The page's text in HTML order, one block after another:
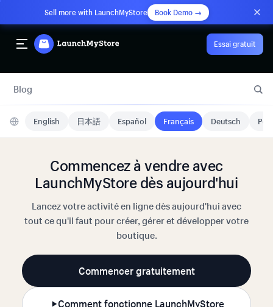
Sell more with LaunchMyStore Book Demo →
Essai gratuit
Blog
English 日本語 Español Français Deutsch
Commencez à vendre avec
LaunchMyStore dès aujourd'hui
Lancez votre activité en ligne dès aujourd'hui avec
tout ce qu'il faut pour créer, gérer et développer votre
boutique.
Commencer gratuitement
Comment fonctionne LaunchMyStore